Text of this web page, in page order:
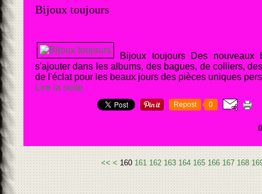
Bijoux toujours
Bijoux toujours Des nouveaux
s'ajouter dans les albums, des bagues, de colliers,
de l'éclat pour les beaux jours des pièces uniques
Lire la suite
Repost 0
<< < 100
110
120
130
140
150
160 161 162 163 164 165 166 167 168